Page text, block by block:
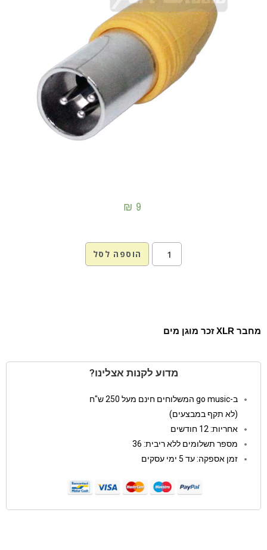
₪ 9
הוספה לסל
מחבר XLR זכר מוגן מים
מדוע לקנות אצלינו?
ב-go music המשלוחים חינם מעל 250 ש"ח
(לא תקף במבצעים)
אחריות: 12 חודשים
מספר תשלומים ללא ריבית: 36
זמן אספקה: עד 5 ימי עסקים